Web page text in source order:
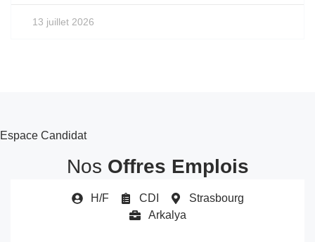
13 juillet 2026
Espace Candidat
Nos Offres Emplois
H/F CDI
Strasbourg
Arkalya